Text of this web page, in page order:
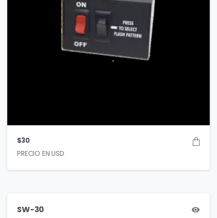
$30
SW-30